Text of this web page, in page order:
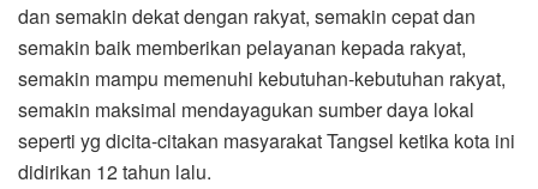
dan semakin dekat dengan rakyat, semakin cepat dan
semakin baik memberikan pelayanan kepada rakyat,
semakin mampu memenuhi kebutuhan-kebutuhan rakyat,
semakin maksimal mendayagukan sumber daya lokal
seperti yg dicita-citakan masyarakat Tangsel ketika kota ini
didirikan 12 tahun lalu.